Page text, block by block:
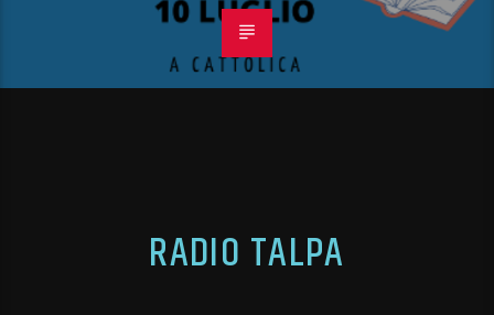
RADIO TALPA